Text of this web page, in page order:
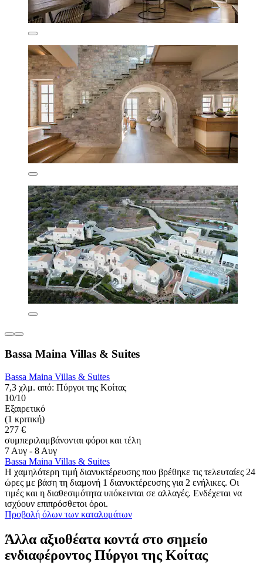
Bassa Maina Villas & Suites
Bassa Maina Villas & Suites
7,3 χλμ. από: Πύργοι της Κοίτας
10/10
Εξαιρετικό
(1 κριτική)
277 €
συμπεριλαμβάνονται φόροι και τέλη
7 Αυγ - 8 Αυγ
Bassa Maina Villas & Suites
Η χαμηλότερη τιμή διανυκτέρευσης που βρέθηκε τις τελευταίες 24
ώρες με βάση τη διαμονή 1 διανυκτέρευσης για 2 ενήλικες. Οι
τιμές και η διαθεσιμότητα υπόκεινται σε αλλαγές. Ενδέχεται να
ισχύουν επιπρόσθετοι όροι.
Προβολή όλων των καταλυμάτων
Άλλα αξιοθέατα κοντά στο σημείο
ενδιαφέροντος Πύργοι της Κοίτας